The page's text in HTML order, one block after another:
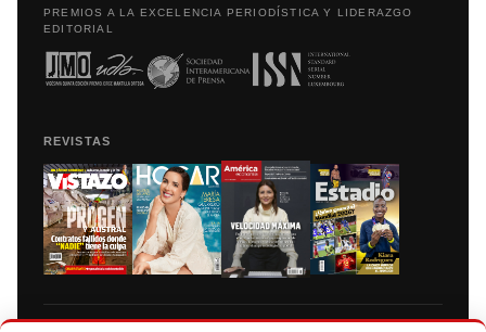
PREMIOS A LA EXCELENCIA PERIODÍSTICA Y LIDERAZGO
EDITORIAL
REVISTAS